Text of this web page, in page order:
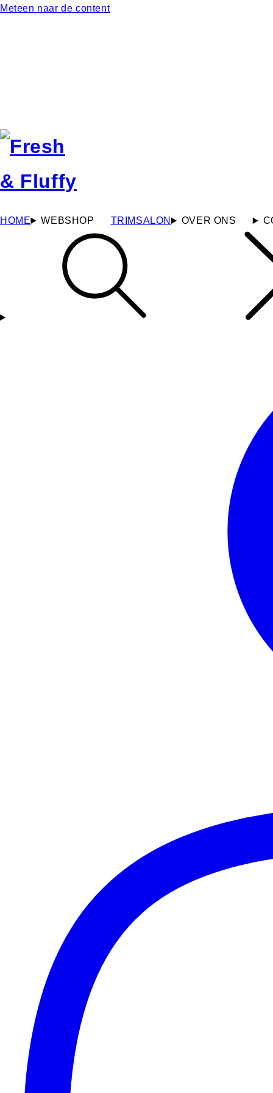
Meteen naar de content
HOME WEBSHOP TRIMSALON OVER ONS